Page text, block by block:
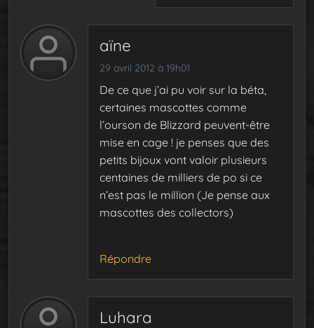
aïne
29 avril 2012 à 19h01
De ce que j’ai pu voir sur la béta,
certaines mascottes comme
l’ourson de Blizzard peuvent-être
mise en cage ! je penses que des
petits bijoux vont valoir plusieurs
centaines de milliers de po si ce
n’est pas le million (Je pense aux
mascottes des collectors)
Répondre
Luhara